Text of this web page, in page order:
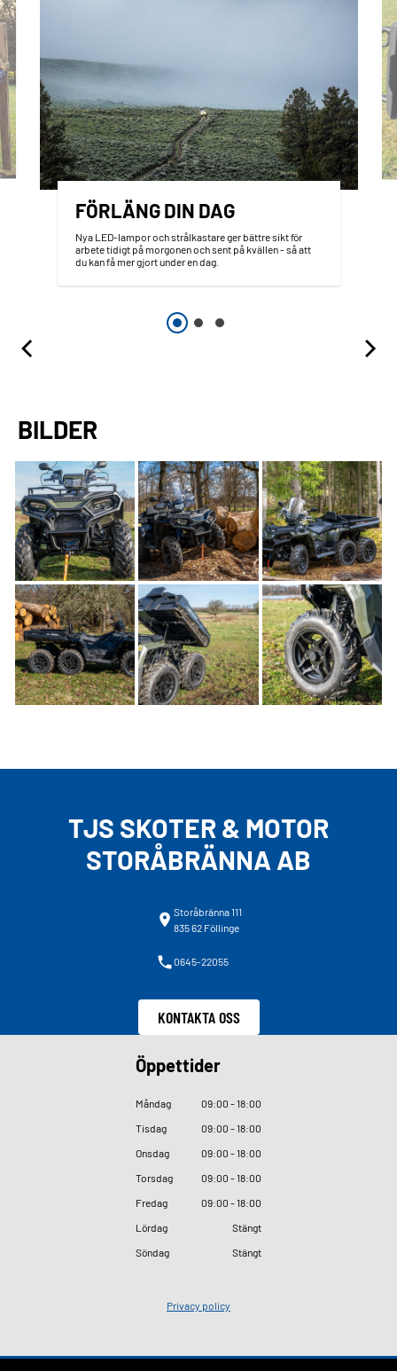
FÖRLÄNG DIN DAG
Nya LED-lampor och strålkastare ger bättre sikt för
arbete tidigt på morgonen och sent på kvällen - så att
du kan få mer gjort under en dag.
BILDER
TJS SKOTER & MOTOR
STORÅBRÄNNA AB
Storåbränna 111
835 62 Föllinge
0645-22055
KONTAKTA OSS
Öppettider
Måndag 09:00 - 18:00
Tisdag
09:00 - 18:00
Onsdag
09:00 - 18:00
Torsdag
09:00 - 18:00
Fredag
09:00 - 18:00
Lördag
Stängt
Söndag
Stängt
Privacy policy